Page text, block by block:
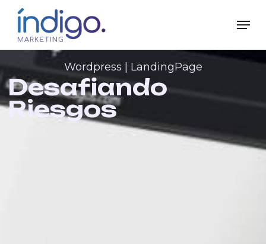
Skip
main
content
Wordpress LandingPage
Desafiando
Riesgos